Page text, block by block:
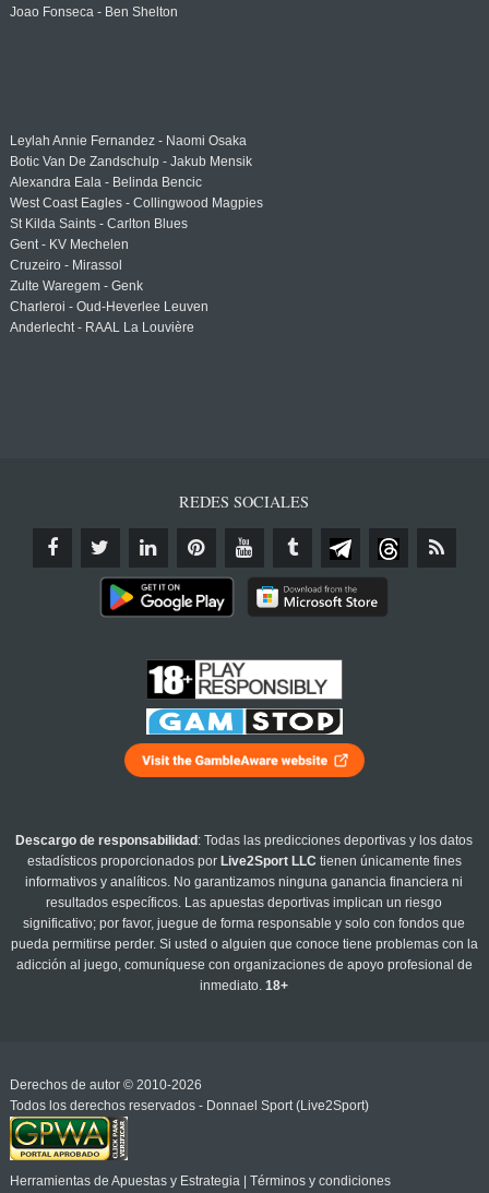
Joao Fonseca - Ben Shelton
Leylah Annie Fernandez - Naomi Osaka
Botic Van De Zandschulp - Jakub Mensik
Alexandra Eala - Belinda Bencic
West Coast Eagles - Collingwood Magpies
St Kilda Saints - Carlton Blues
Gent - KV Mechelen
Cruzeiro - Mirassol
Zulte Waregem - Genk
Charleroi - Oud-Heverlee Leuven
Anderlecht - RAAL La Louvière
REDES SOCIALES
Descargo de responsabilidad : Todas las predicciones deportivas y los datos
estadísticos proporcionados por Live2Sport LLC tienen únicamente fines
informativos y analíticos. No garantizamos ninguna ganancia financiera ni
resultados específicos. Las apuestas deportivas implican un riesgo
significativo; por favor, juegue de forma responsable y solo con fondos que
pueda permitirse perder. Si usted o alguien que conoce tiene problemas con la
adicción al juego, comuníquese con organizaciones de apoyo profesional de
inmediato.18+
Derechos de autor © 2010-2026
Todos los derechos reservados - Donnael Sport (Live2Sport)
Herramientas de Apuestas y Estrategia| Términos y condiciones